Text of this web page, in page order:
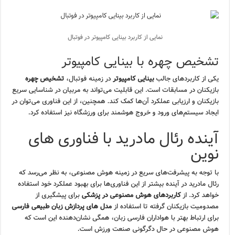
نمایی از کاربرد بینایی کامپیوتر در فوتبال
تشخیص چهره با بینایی کامپیوتر
یکی از کاربردهای جالببینایی کامپیوتردر زمینه فوتبال،تشخیص چهره
بازیکنان در مسابقات است. این قابلیت می‌تواند به مربیان در شناسایی سریع
بازیکنان و ارزیابی عملکرد آن‌ها کمک کند. همچنین، از این فناوری می‌توان در
ایجاد سیستم‌های ورود و خروج هوشمند برای ورزشگاه نیز استفاده کرد.
آینده رئال مادرید با فناوری های
نوین
با توجه به پیشرفت‌های سریع در زمینه هوش مصنوعی، به نظر می‌رسد که
رئال مادرید در آینده بیشتر از این فناوری‌ها برای بهبود عملکرد خود استفاده
خواهد کرد. ازکاربردهای هوش مصنوعی در پزشکیبرای پیشگیری از
مصدومیت بازیکنان گرفته تا استفاده ازمدل های پردازش زبان طبیعی فارسی
برای ارتباط بهتر با هواداران فارسی زبان، همگی نشان‌دهنده این است که
هوش مصنوعی در حال دگرگونی صنعت ورزش است.